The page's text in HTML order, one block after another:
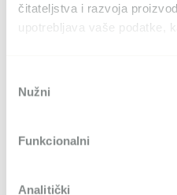
čitateljstva i razvoja
upotrebljava vaše podatke,
Prikupljati podatke
koji mogu biti precizni
skenirati njegove
Udijelu s pojedinostima
pristanka
Nužni
Funkcionalni
Analitički
Letak